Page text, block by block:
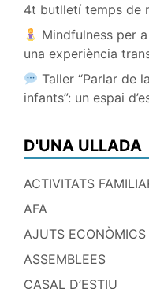
4t butlletí temps de
Mindfulness per
una experiència
Taller “Parlar de
infants”: un espai
D'UNA ULLADA
ACTIVITATS
AFA
AJUTS ECONÒMICS
ASSEMBLEES
CASAL D’ESTIU